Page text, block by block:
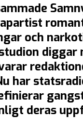
och
har
deras